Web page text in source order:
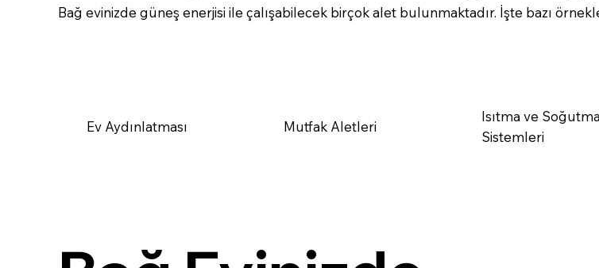
Bağ evinizde güneş enerjisi ile çalışabilecek birçok alet bulunmaktadır. İşte bazı
Ev Aydınlatması Mutfak Aletleri
Isıtma ve Soğutma
Sistemleri